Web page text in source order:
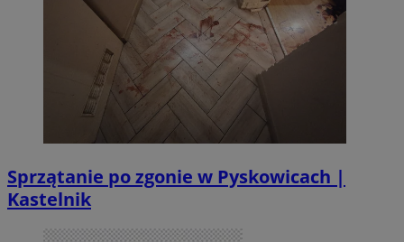
Sprzątanie po zgonie w Pyskowicach |
Kastelnik